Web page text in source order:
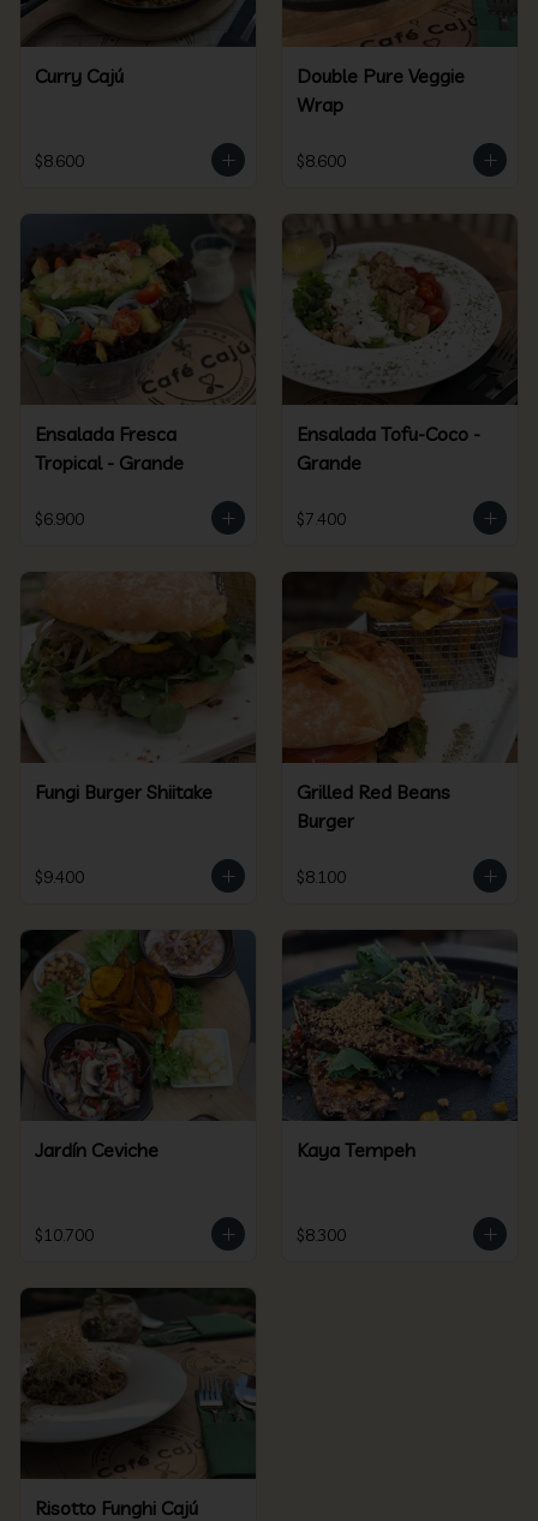
Curry Cajú
$8.600
Double Pure Veggie
Wrap
$8.600
Ensalada Fresca
Tropical - Grande
$6.900
Ensalada Tofu-Coco -
Grande
$7.400
Fungi Burger Shiitake
$9.400
Grilled Red Beans
Burger
$8.100
Jardín Ceviche
$10.700
Kaya Tempeh
$8.300
Risotto Funghi Cajú